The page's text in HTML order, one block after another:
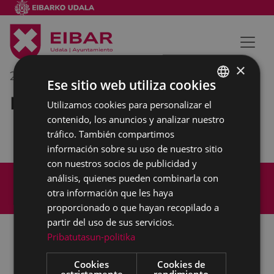
29/01/2019
Reunión interna municipal
Aviso legal
Política de cookies
Accesibilidad
BASQUE
SPANISH
×
Ese sitio web utiliza cookies
Utilizamos cookies para personalizar el
contenido, los anuncios y analizar nuestro
tráfico. También compartimos
información sobre su uso de nuestro sitio
con nuestros socios de publicidad y
análisis, quienes pueden combinarla con
otra información que les haya
proporcionado o que hayan recopilado a
partir del uso de sus servicios.
Pribatutasun-politika
Cookies
Cookies de